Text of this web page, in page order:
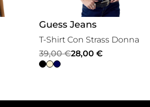
Guess Jeans
T-Shirt Con Strass Donna
39,00€
Il
prezzo
28,00 €
Il
prezzo